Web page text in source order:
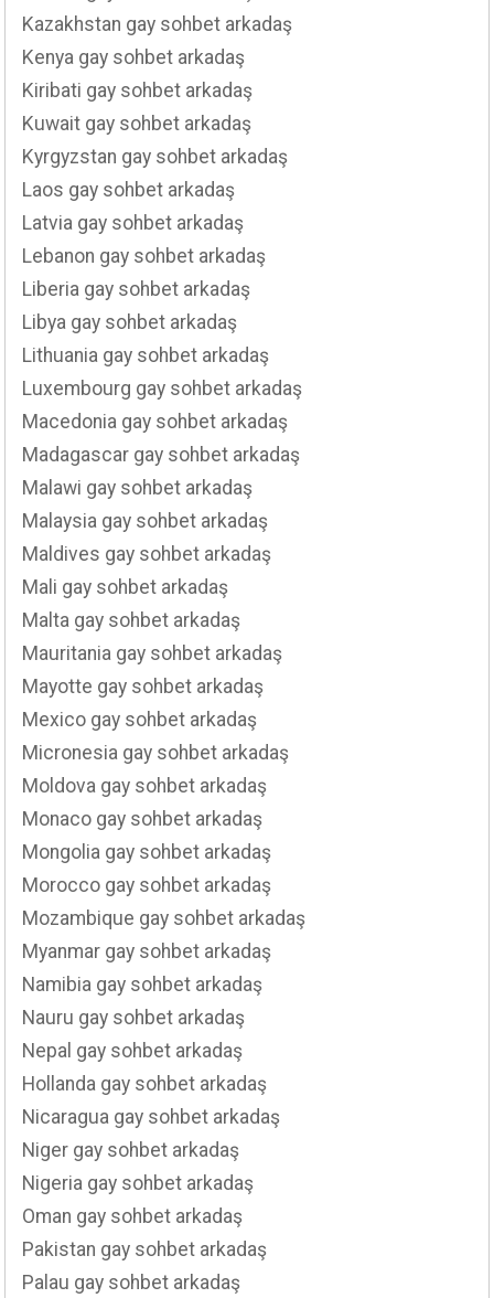
Kazakhstan gay sohbet arkadaş
Kenya gay sohbet arkadaş
Kiribati gay sohbet arkadaş
Kuwait gay sohbet arkadaş
Kyrgyzstan gay sohbet arkadaş
Laos gay sohbet arkadaş
Latvia gay sohbet arkadaş
Lebanon gay sohbet arkadaş
Liberia gay sohbet arkadaş
Libya gay sohbet arkadaş
Lithuania gay sohbet arkadaş
Luxembourg gay sohbet arkadaş
Macedonia gay sohbet arkadaş
Madagascar gay sohbet arkadaş
Malawi gay sohbet arkadaş
Malaysia gay sohbet arkadaş
Maldives gay sohbet arkadaş
Mali gay sohbet arkadaş
Malta gay sohbet arkadaş
Mauritania gay sohbet arkadaş
Mayotte gay sohbet arkadaş
Mexico gay sohbet arkadaş
Micronesia gay sohbet arkadaş
Moldova gay sohbet arkadaş
Monaco gay sohbet arkadaş
Mongolia gay sohbet arkadaş
Morocco gay sohbet arkadaş
Mozambique gay sohbet arkadaş
Myanmar gay sohbet arkadaş
Namibia gay sohbet arkadaş
Nauru gay sohbet arkadaş
Nepal gay sohbet arkadaş
Hollanda gay sohbet arkadaş
Nicaragua gay sohbet arkadaş
Niger gay sohbet arkadaş
Nigeria gay sohbet arkadaş
Oman gay sohbet arkadaş
Pakistan gay sohbet arkadaş
Palau gay sohbet arkadaş